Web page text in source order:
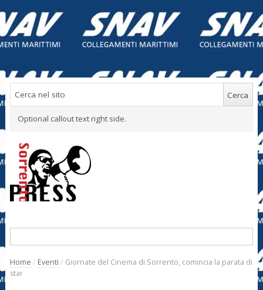
Optional callout text right side.
Home / Eventi / Giornate del Cinema di Sorrento, comincia la parata di
star